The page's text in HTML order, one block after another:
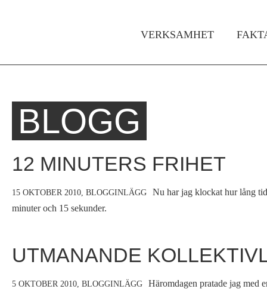
Huvudmeny
VERKSAMHET
Du
är
här
Hem
›
Ofog
BLOGG
12 MINUTERS FRIHET
15 OKTOBER 2010, BLOGGINLÄGG
Nu har jag klockat hur lång
minuter och 15 sekunder.
UTMANANDE
5 OKTOBER 2010, BLOGGINLÄGG
Häromdagen pratade jag med